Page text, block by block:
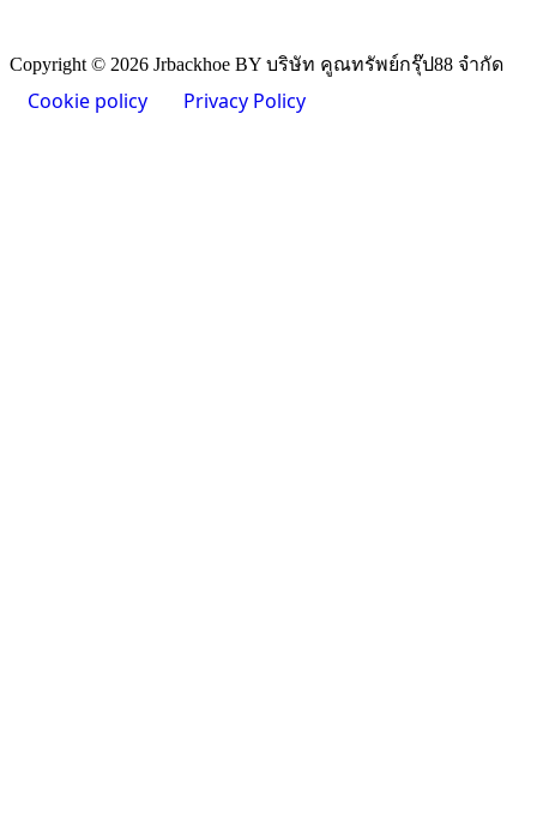
Copyright © 2026 Jrbackhoe BY บริษัท คูณทรัพย์กรุ๊ป88 จำกัด
Cookie policy Privacy Policy